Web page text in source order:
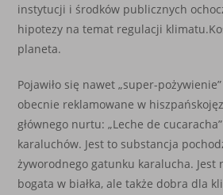
instytucji i środków publicznych
hipotezy na temat regulacji
planeta.
Pojawiło się nawet „super-
obecnie reklamowane w
głównego nurtu: „Leche de
karaluchów. Jest to substancja
żyworodnego gatunku karalucha. Jest
bogata w białka, ale także dobra dla